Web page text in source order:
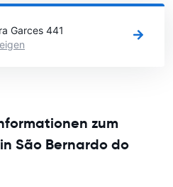
Garces 441
zum
São Bernardo do